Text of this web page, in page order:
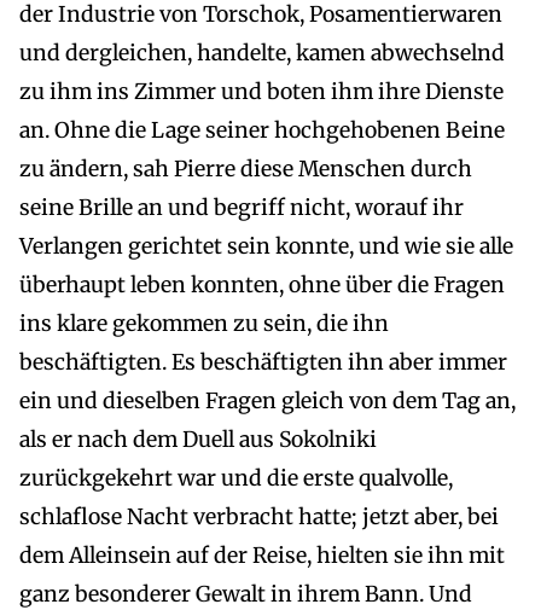
der Industrie von Torschok, Posamentierwaren
und dergleichen, handelte, kamen abwechselnd
zu ihm ins Zimmer und boten ihm ihre Dienste
an. Ohne die Lage seiner hochgehobenen Beine
zu ändern, sah Pierre diese Menschen durch
seine Brille an und begriff nicht, worauf ihr
Verlangen gerichtet sein konnte, und wie sie alle
überhaupt leben konnten, ohne über die Fragen
ins klare gekommen zu sein, die ihn
beschäftigten. Es beschäftigten ihn aber immer
ein und dieselben Fragen gleich von dem Tag an,
als er nach dem Duell aus Sokolniki
zurückgekehrt war und die erste qualvolle,
schlaflose Nacht verbracht hatte; jetzt aber, bei
dem Alleinsein auf der Reise, hielten sie ihn mit
ganz besonderer Gewalt in ihrem Bann. Und